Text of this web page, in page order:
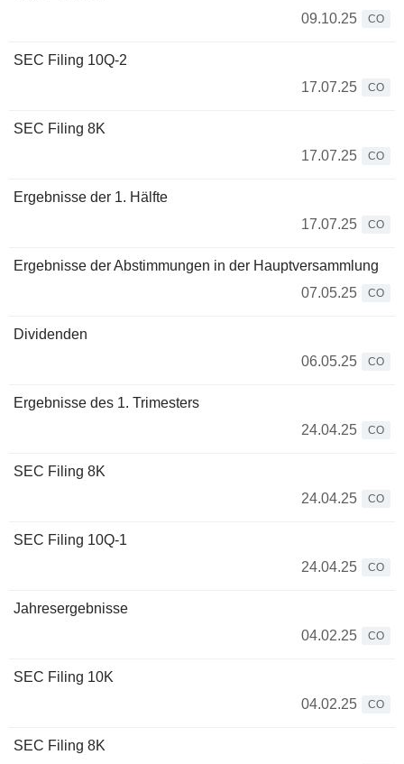
09.10.25
CO
SEC Filing 10Q-2
17.07.25
CO
SEC Filing 8K
17.07.25
CO
Ergebnisse der 1. Hälfte
17.07.25
CO
Ergebnisse der Abstimmungen in der Hauptversammlung
07.05.25
CO
Dividenden
06.05.25
CO
Ergebnisse des 1. Trimesters
24.04.25
CO
SEC Filing 8K
24.04.25
CO
SEC Filing 10Q-1
24.04.25
CO
Jahresergebnisse
04.02.25
CO
SEC Filing 10K
04.02.25
CO
SEC Filing 8K